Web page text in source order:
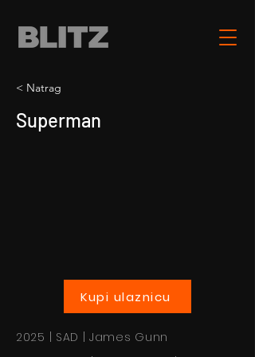
< Natrag
Superman
Kupi ulaznicu
2025 | SAD | James Gunn